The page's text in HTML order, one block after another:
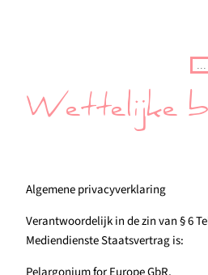
Wettelijke
Algemene privacyverklaring
Verantwoordelijk in de zin van § 6
Mediendienste Staatsvertrag is: